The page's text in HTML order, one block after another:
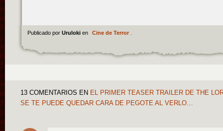
Publicado por Uruloki en Cine de Terror.
13 COMENTARIOS EN EL PRIMER TEASER TRAILER DE THE
SE TE PUEDE QUEDAR CARA DE PEGOTE AL VERLO…